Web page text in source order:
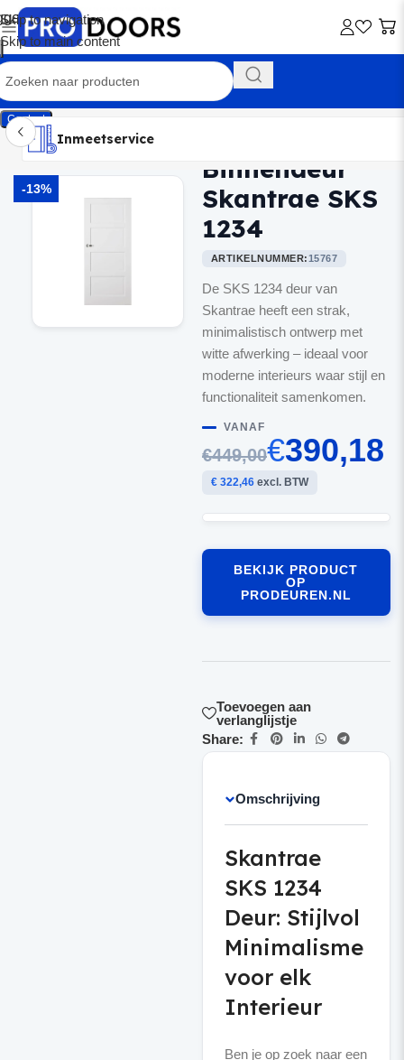
Skip to navigation
Skip to main content
Contact
Inmeetservice
Montageservice
Advies op maat
Showroom
Inmeetservice
-13%
Binnendeur
Skantrae SKS
1234
ARTIKELNUMMER:15767
De SKS 1234 deur van
Skantrae heeft een strak,
minimalistisch ontwerp met
witte afwerking – ideaal voor
moderne interieurs waar stijl en
functionaliteit samenkomen.
VANAF
€449,00€390,18
€ 322,46excl. BTW
BEKIJK PRODUCT
OP
PRODEUREN.NL
Toevoegen aan
verlanglijstje
Share:
Omschrijving
Skantrae
SKS 1234
Deur: Stijlvol
Minimalisme
voor elk
Interieur
Ben je op zoek naar een